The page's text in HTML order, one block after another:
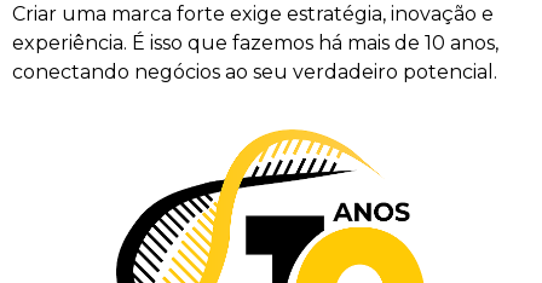
Criar uma marca forte exige estratégia, inovação e
experiência. É isso que fazemos há mais de 10 anos,
conectando negócios ao seu verdadeiro potencial.